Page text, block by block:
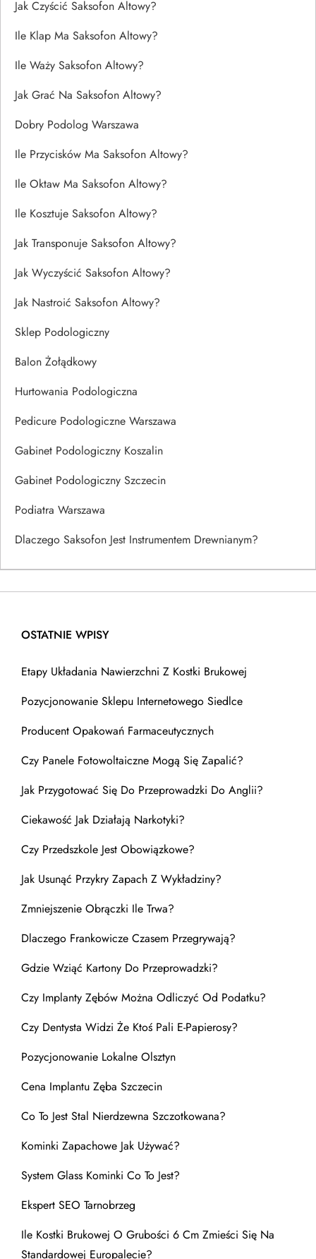
Jak Czyścić Saksofon Altowy?
Ile Klap Ma Saksofon Altowy?
Ile Waży Saksofon Altowy?
Jak Grać Na Saksofon Altowy?
Dobry Podolog Warszawa
Ile Przycisków Ma Saksofon Altowy?
Ile Oktaw Ma Saksofon Altowy?
Ile Kosztuje Saksofon Altowy?
Jak Transponuje Saksofon Altowy?
Jak Wyczyścić Saksofon Altowy?
Jak Nastroić Saksofon Altowy?
Sklep Podologiczny
Balon Żołądkowy
Hurtowania Podologiczna
Pedicure Podologiczne Warszawa
Gabinet Podologiczny Koszalin
Gabinet Podologiczny Szczecin
Podiatra Warszawa
Dlaczego Saksofon Jest Instrumentem Drewnianym?
OSTATNIE WPISY
Etapy Układania Nawierzchni Z Kostki Brukowej
Pozycjonowanie Sklepu Internetowego Siedlce
Producent Opakowań Farmaceutycznych
Czy Panele Fotowoltaiczne Mogą Się Zapalić?
Jak Przygotować Się Do Przeprowadzki Do Anglii?
Ciekawość Jak Działają Narkotyki?
Czy Przedszkole Jest Obowiązkowe?
Jak Usunąć Przykry Zapach Z Wykładziny?
Zmniejszenie Obrączki Ile Trwa?
Dlaczego Frankowicze Czasem Przegrywają?
Gdzie Wziąć Kartony Do Przeprowadzki?
Czy Implanty Zębów Można Odliczyć Od Podatku?
Czy Dentysta Widzi Że Ktoś Pali E-Papierosy?
Pozycjonowanie Lokalne Olsztyn
Cena Implantu Zęba Szczecin
Co To Jest Stal Nierdzewna Szczotkowana?
Kominki Zapachowe Jak Używać?
System Glass Kominki Co To Jest?
Ekspert SEO Tarnobrzeg
Ile Kostki Brukowej O Grubości 6 Cm Zmieści Się Na
Standardowej Europalecie?